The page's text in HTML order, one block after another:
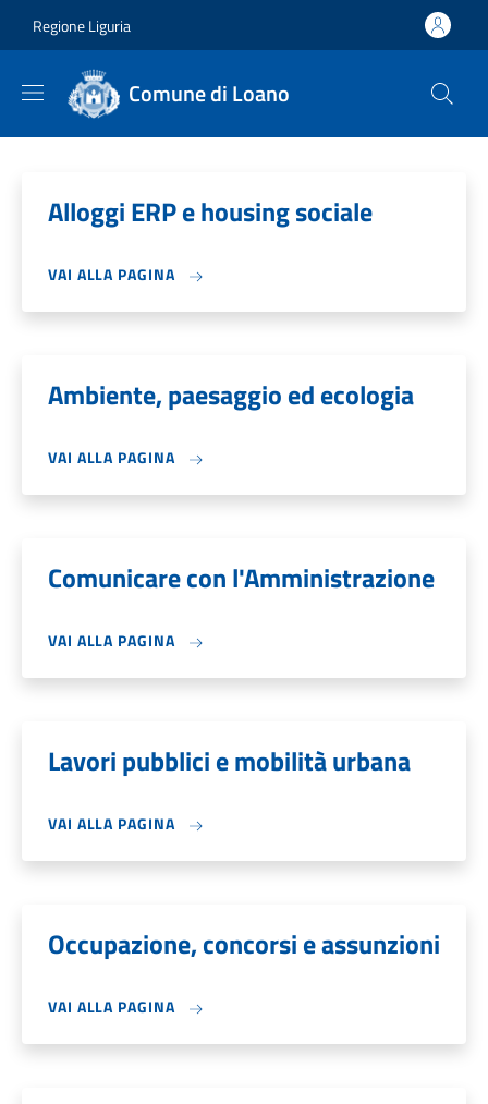
Regione Liguria
Comune di Loano
Alloggi ERP e housing sociale
VAI ALLA PAGINA
Ambiente, paesaggio ed ecologia
VAI ALLA PAGINA
Comunicare con l'Amministrazione
VAI ALLA PAGINA
Lavori pubblici e mobilità urbana
VAI ALLA PAGINA
Occupazione, concorsi e assunzioni
VAI ALLA PAGINA